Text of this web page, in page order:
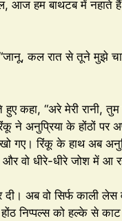
आज हम बाथटब में नहाते
कल रात से तूने मुझे
कहा, “अरे मेरी रानी,
ने अनुप्रिया के होंठों
गए। रिंकू के हाथ अब
वो धीरे-धीरे जोश में आ
दी। अब वो सिर्फ काली
निप्पल्स को हल्के से